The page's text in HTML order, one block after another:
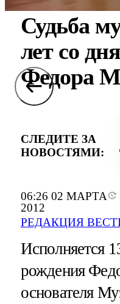
06:26 02 МАРТА
2012
РЕДАКЦИЯ
Судьба
лет со
Федора
СЛЕДИТЕ ЗА
НОВОСТЯМИ:
Исполняется
рождения
основателя